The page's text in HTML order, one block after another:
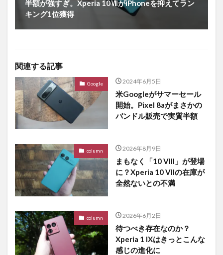
半額が強すぎ。Xperia 10ⅦがiPhoneを抑えてラン
キング1位獲得
関連する記事
Google 2024年6月5日
米Googleがサマーセール
開始。Pixel 8aがまさかの
バンドル販売で実質半額
column 2026年8月9日
まもなく「10 VIII」が登場
に？Xperia 10 VIIの在庫が
全然ないとの不満
column 2026年6月2日
待つべき存在なのか？
Xperia 1 IXはきっとこんな
感じの進化に